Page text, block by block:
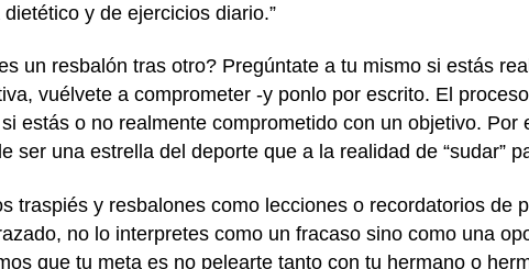
y de ejercicios diario.”
un resbalón tras otro? Pregúntate a tu mismo si estás
vuélvete a comprometer -y ponlo por escrito. El
estás o no realmente comprometido con un objetivo. Por
ser una estrella del deporte que a la realidad de “sudar”
traspiés y resbalones como lecciones o recordatorios de
no lo interpretes como un fracaso sino como una
que tu meta es no pelearte tanto con tu hermano o